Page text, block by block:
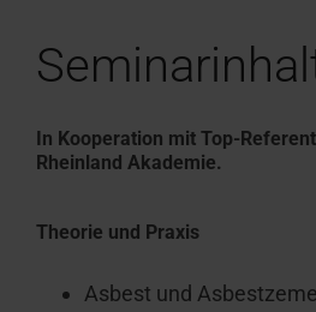
In Kooperation mit Top-
Rheinland Akademie.
Theorie und Praxis
Asbest und